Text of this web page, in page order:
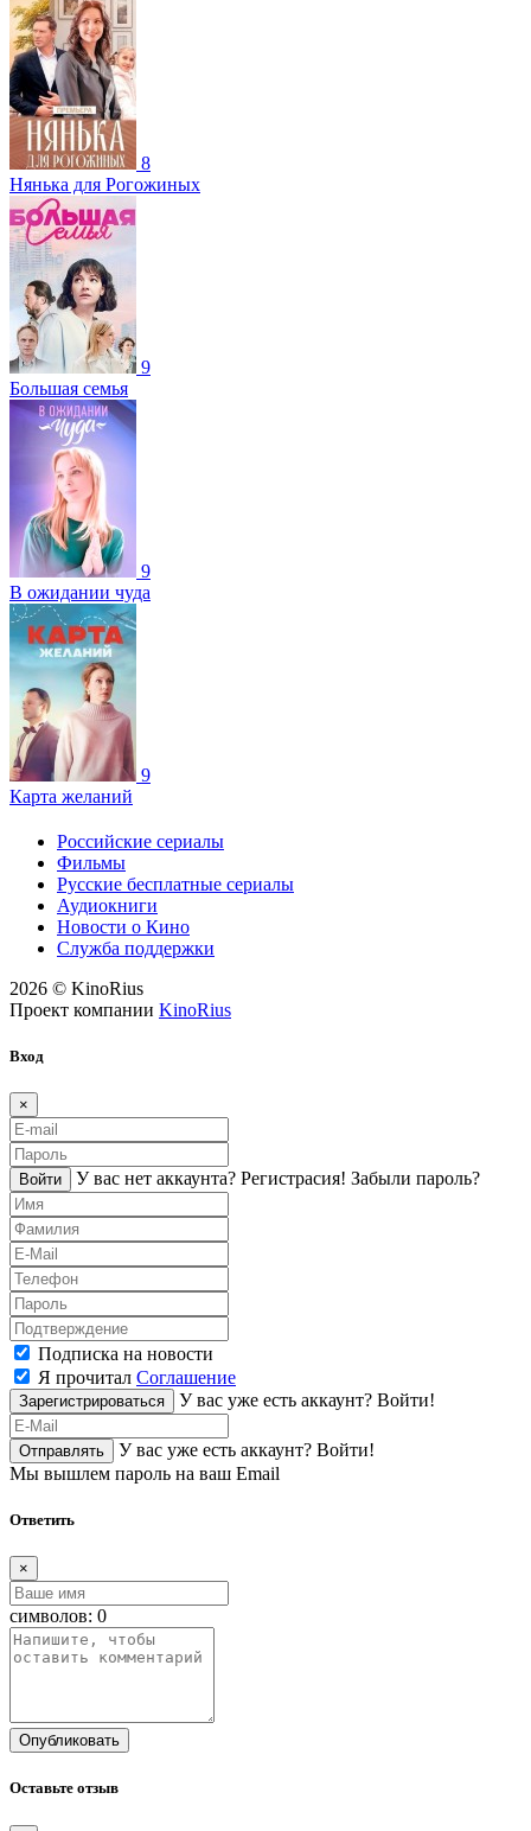
8
Нянька для Рогожиных
9
Большая семья
9
В ожидании чуда
9
Карта желаний
Российские сериалы
Фильмы
Русские бесплатные сериалы
Аудиокниги
Новости о Кино
Служба поддержки
2026 © KinoRius
Проект компании KinoRius
Вход
×
Войти У вас нет аккаунта? Регистраcия! Забыли пароль?
Подписка на новости
Я прочитал Соглашение
Зарегистрироваться У вас уже есть аккаунт? Войти!
Отправлять У вас уже есть аккаунт? Войти!
Мы вышлем пароль на ваш Email
Ответить
×
символов: 0
Опубликовать
Оставьте отзыв